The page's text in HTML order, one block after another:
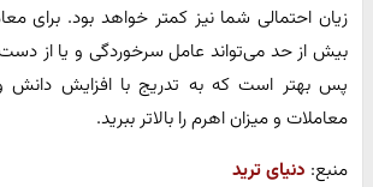
زیان احتمالی شما نیز کمتر خواهد بود. برای
بیش از حد می‌تواند عامل سرخوردگی و یا از
پس بهتر است که به تدریج با افزایش
معاملات و میزان اهرم را بالاتر ببرید.
منبع: دنیای ترید